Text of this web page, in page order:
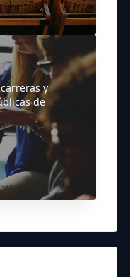
y
de